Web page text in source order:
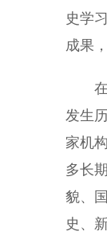
史学
成果
在习
发生
家机
多长
貌、
史、